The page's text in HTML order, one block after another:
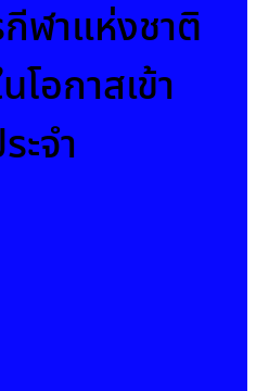
ฬาแห่งชาติ
อกาสเข้า
จำ